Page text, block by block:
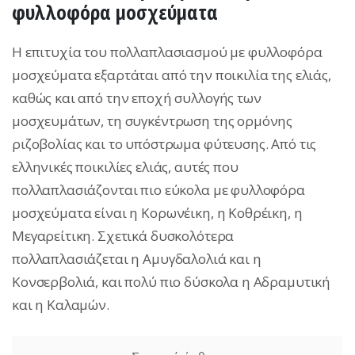
φυλλοφόρα μοσχεύματα
Η επιτυχία του πολλαπλασιασμού με φυλλοφόρα
μοσχεύματα εξαρτάται από την ποικιλία της ελιάς,
καθώς και από την εποχή συλλογής των
μοσχευμάτων, τη συγκέντρωση της ορµόνης
ριζοβολίας και το υπόστρωμα φύτευσης. Από τις
ελληνικές ποικιλίες ελιάς, αυτές που
πολλαπλασιάζονται πιο εύκολα με φυλλοφόρα
μοσχεύματα είναι η Κορωνέικη, η Κοθρέικη, η
Μεγαρείτικη. Σχετικά δυσκολότερα
πολλαπλασιάζεται η Αμυγδαλολιά και η
Κονσερβολιά, και πολύ πιο δύσκολα η Αδραμυτική
και η Καλαμών.